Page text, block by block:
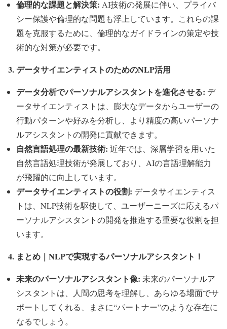
倫理的な課題と解決策: AI技術の発展に伴い、プライバ
シー保護や倫理的な問題も浮上しています。これらの課
題を克服するために、倫理的なガイドラインの策定や技
術的な対策が必要です。
3. データサイエンティストのためのNLP活用
データ分析でパーソナルアシスタントを進化させる: デ
ータサイエンティストは、膨大なデータからユーザーの
行動パターンや好みを分析し、より精度の高いパーソナ
ルアシスタントの開発に貢献できます。
自然言語処理の最新技術: 近年では、深層学習を用いた
自然言語処理技術が発展しており、AIの言語理解能力
が飛躍的に向上しています。
データサイエンティストの役割: データサイエンティス
トは、NLP技術を駆使して、ユーザーニーズに応えるパ
ーソナルアシスタントの開発を推進する重要な役割を担
います。
4. まとめ｜NLPで実現するパーソナルアシスタント！
未来のパーソナルアシスタント像: 未来のパーソナルア
シスタントは、人間の思考を理解し、あらゆる場面でサ
ポートしてくれる、まさに“パートナー”のような存在に
なるでしょう。